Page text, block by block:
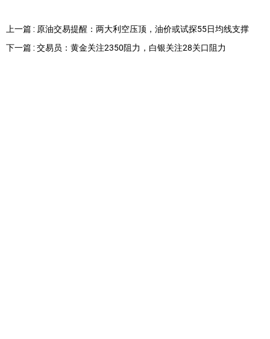
上一篇 : 原油交易提醒：两大利空压顶，油价或试探55日均线支撑
下一篇 : 交易员：黄金关注2350阻力，白银关注28关口阻力